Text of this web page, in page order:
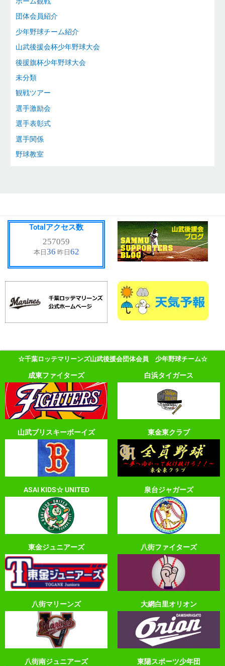
団体会員紹介
少年野球チーム紹介
山武後援会杯少年野球大会
後援旗杯少年野球大会
未分類
観戦ツアー
選手激励会
選手表彰式
選手関係
野球教室
Totalアクセス数
☆千葉ロッテマリーンズ山武後援会団体会員 少年野球チーム☆
成東ファイターズ 白浜タイガース
山武ブリスキーボーイズ 東金東クラブ
ASAI KIDS☆ UNITED 泉台ジャガーズ
東金ジュニアーズ 八街ファイターズ
八街マリーンズ 大網白里オリオン
八街南ジュニアーズ 東陽スポーツ少年団